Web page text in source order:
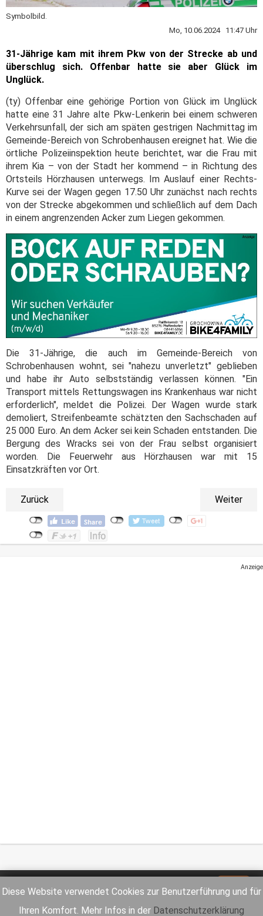
Diese Website verwendet Cookies zur Benutzerführung und für
Ihren Komfort. Mehr Infos in der Datenschutzerklärung
Symbolbild.
Mo, 10.06.2024 11:47 Uhr
31-Jährige kam mit ihrem Pkw von der Strecke ab und
überschlug sich. Offenbar hatte sie aber Glück im
Unglück.
(ty) Offenbar eine gehörige Portion von Glück im Unglück
hatte eine 31 Jahre alte Pkw-Lenkerin bei einem schweren
Verkehrsunfall, der sich am späten gestrigen Nachmittag im
Gemeinde-Bereich von Schrobenhausen ereignet hat. Wie die
örtliche Polizeiinspektion heute berichtet, war die Frau mit
ihrem Kia – von der Stadt her kommend – in Richtung des
Ortsteils Hörzhausen unterwegs. Im Auslauf einer Rechts-
Kurve sei der Wagen gegen 17.50 Uhr zunächst nach rechts
von der Strecke abgekommen und schließlich auf dem Dach
in einem angrenzenden Acker zum Liegen gekommen.
Die 31-Jährige, die auch im Gemeinde-Bereich von
Schrobenhausen wohnt, sei "nahezu unverletzt" geblieben
und habe ihr Auto selbstständig verlassen können. "Ein
Transport mittels Rettungswagen ins Krankenhaus war nicht
erforderlich", meldet die Polizei. Der Wagen wurde stark
demoliert, Streifenbeamte schätzten den Sachschaden auf
25 000 Euro. An dem Acker sei kein Schaden entstanden. Die
Bergung des Wracks sei von der Frau selbst organisiert
worden. Die Feuerwehr aus Hörzhausen war mit 15
Einsatzkräften vor Ort.
Zurück Weiter
Anzeige